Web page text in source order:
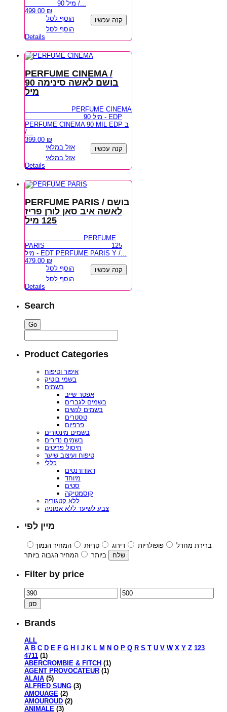
90 מיל /...
499.00 ₪
הוסף לסל
קנה עכשיו
הוסף לסל
Details
PERFUME CINEMA /
בושם לאשה סינימה 90
מיל
PERFUME CINEMA
90 מיל - EDP
PERFUME CINEMA 90 MIL EDP ב
/...
399.00 ₪
אזל במלאי
קנה עכשיו
אזל במלאי
Details
PERFUME PARIS / בושם
לאשה איב סאן לורן פריז
125 מיל
PERFUME
PARIS 125
מיל - EDT PERFUME PARIS Y /...
479.00 ₪
הוסף לסל
קנה עכשיו
הוסף לסל
Details
Search
Product Categories
איפור וטיפוח
בשמי בוטיק
בשמים
אפטר שייב
בשמים לגברים
בשמים לנשים
טסטרים
פרפיום
בשמים מינטורים
בשמים נדירים
חיסול פריטים
טיפוח ועיצוב שיער
כללי
דאודורנטים
מיוחד
סטים
קוסמטיקה
ללא קטגוריה
צבע לשיער ללא אמוניה
מיין לפי
ברירת מחדל פופולריות דירוג טְרִיוּת
המחיר הנמוך
ביותר
המחיר הגבוה ביותר
Filter by price
סנן
Brands
ALL
A B C D E F G H J K L M N O P Q R S T U V W X Y Z 123
4711 (1)
ABERCROMBIE & FITCH (1)
AGENT PROVOCATEUR (1)
ALAIA (5)
ALFRED SUNG (3)
AMOUAGE (2)
AMOUROUD (2)
ANIMALE (3)